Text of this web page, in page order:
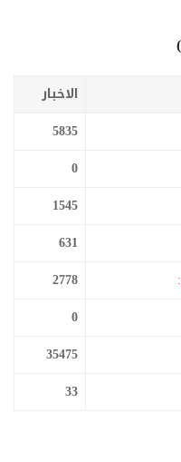
الاخبار
5835
0
1545
631
2778
0
35475
33